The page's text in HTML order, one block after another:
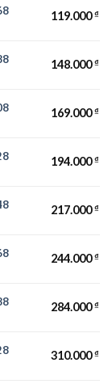
số lượng
119.000₫
số lượng
148.000₫
số lượng
169.000₫
số lượng
194.000₫
số lượng
217.000₫
số lượng
244.000₫
số lượng
284.000₫
số lượng
310.000₫